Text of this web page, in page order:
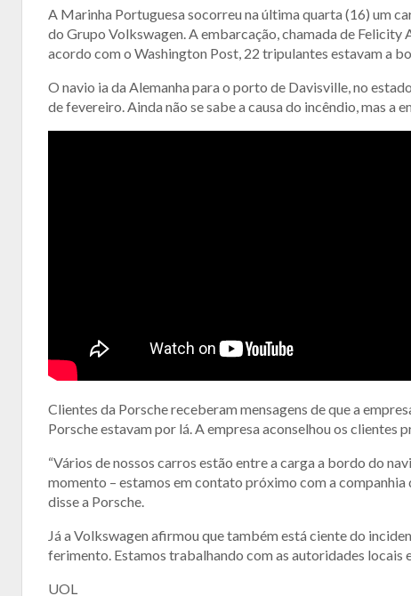
A Marinha Portuguesa socorreu na última quarta (16) um
do Grupo Volkswagen. A embarcação, chamada de
acordo com o Washington Post, 22 tripulantes estavam a
O navio ia da Alemanha para o porto de Davisville, no
de fevereiro. Ainda não se sabe a causa do incêndio, mas
Clientes da Porsche receberam mensagens de que a
Porsche estavam por lá. A empresa aconselhou os
“Vários de nossos carros estão entre a carga a bordo do
momento – estamos em contato próximo com a
disse a Porsche.
Já a Volkswagen afirmou que também está ciente do
ferimento. Estamos trabalhando com as autoridades locais
UOL